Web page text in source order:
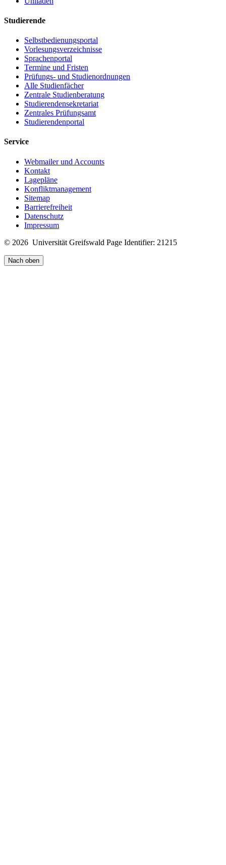
Studierende
Selbstbedienungsportal
Vorlesungsverzeichnisse
Sprachenportal
Termine und Fristen
Prüfungs- und Studienordnungen
Alle Studienfächer
Zentrale Studienberatung
Studierendensekretariat
Zentrales Prüfungsamt
Studierendenportal
Service
Webmailer und Accounts
Kontakt
Lagepläne
Konfliktmanagement
Sitemap
Barrierefreiheit
Datenschutz
Impressum
© 2026 Universität Greifswald Page Identifier: 21215
Nach oben